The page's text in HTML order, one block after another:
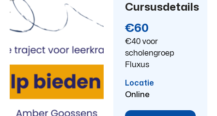
Cursusdetails
€60
€40 voor
scholengroep
Fluxus
Locatie
Online